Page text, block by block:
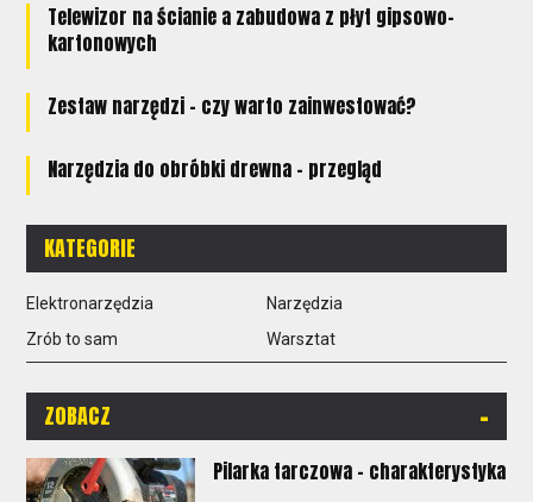
Telewizor na ścianie a zabudowa z płyt gipsowo-
kartonowych
Zestaw narzędzi - czy warto zainwestować?
Narzędzia do obróbki drewna - przegląd
KATEGORIE
Elektronarzędzia
Narzędzia
Zrób to sam
Warsztat
ZOBACZ -
Pilarka tarczowa - charakterystyka